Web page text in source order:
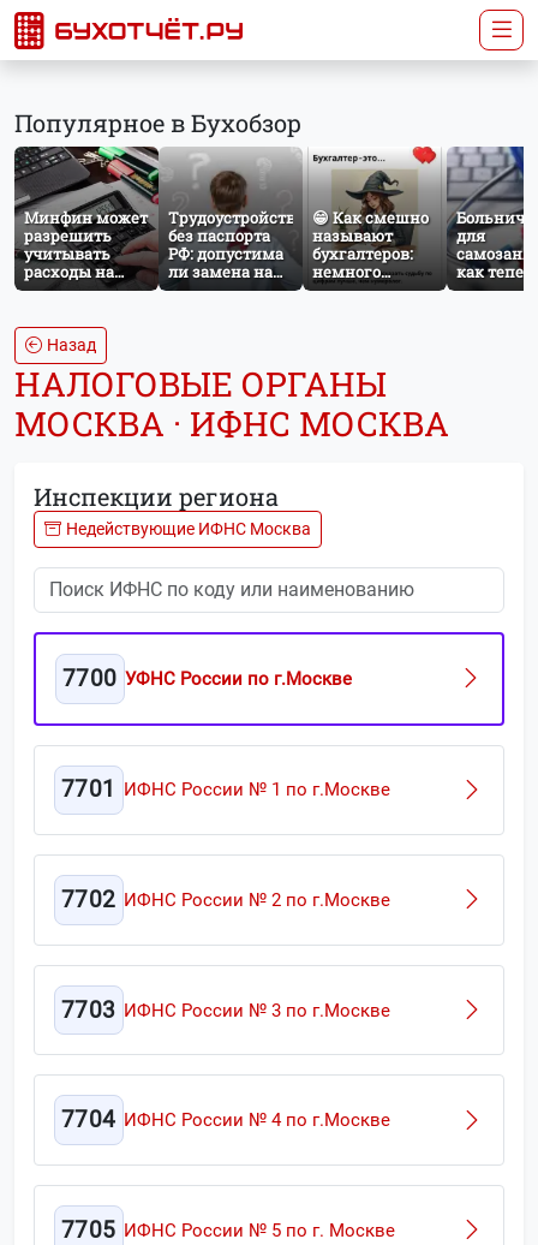
Популярное в Бухобзор
Минфин может
разрешить
учитывать
расходы на
защиту от
расчёте налога
на прибыль
Трудоустройство
без паспорта
РФ: допустима
ли замена на
загранпаспорт?
😁 Как смешно
называют
бухгалтеров:
немного
профессионального
для
как
работает
Назад
НАЛОГОВЫЕ ОРГАНЫ
МОСКВА · ИФНС МОСКВА
Инспекции региона
Недействующие ИФНС Москва
7700 УФНС России по г.Москве
7701 ИФНС России № 1 по г.Москве
7702 ИФНС России № 2 по г.Москве
7703 ИФНС России № 3 по г.Москве
7704 ИФНС России № 4 по г.Москве
7705 ИФНС России № 5 по г. Москве